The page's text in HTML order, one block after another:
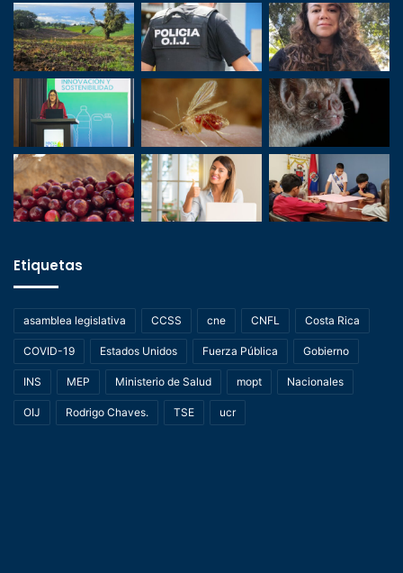
Etiquetas
asamblea legislativa CCSS cne CNFL Costa Rica
COVID-19 Estados Unidos Fuerza Pública Gobierno
INS MEP Ministerio de Salud mopt Nacionales
OIJ Rodrigo Chaves. TSE ucr